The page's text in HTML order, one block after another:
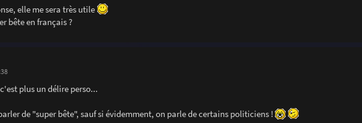
elle me sera très utile
bête en français ?
plus un délire perso...
de "super bête", sauf si évidemment, on parle de certains politiciens !